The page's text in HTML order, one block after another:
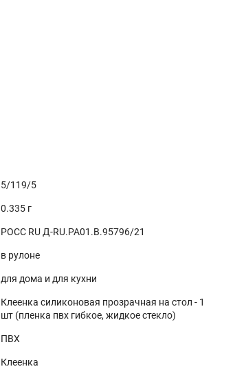
5/119/5
0.335 г
РОСС RU Д-RU.РА01.В.95796/21
в рулоне
для дома и для кухни
Клеенка силиконовая прозрачная на стол - 1
шт (пленка пвх гибкое, жидкое стекло)
ПВХ
Клеенка